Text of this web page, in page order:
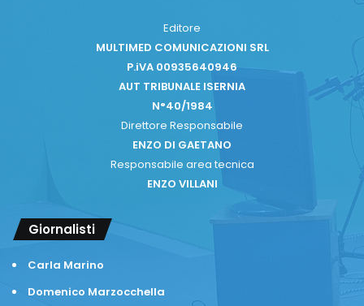
Editore
MULTIMED COMUNICAZIONI SRL
P.iVA 00935640946
AUT TRIBUNALE ISERNIA
N°40/1984
Direttore Responsabile
ENZO DI GAETANO
Responsabile area tecnica
ENZO VILLANI
Giornalisti
Carla Marino
Domenico Marzocchella